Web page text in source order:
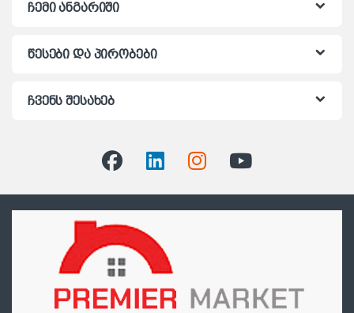
ჩემი ანგარიში
წესები და პირობები
ჩვენს შესახებ